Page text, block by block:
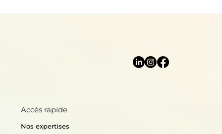
le biomimétisme
Accès rapide
Nos expertises